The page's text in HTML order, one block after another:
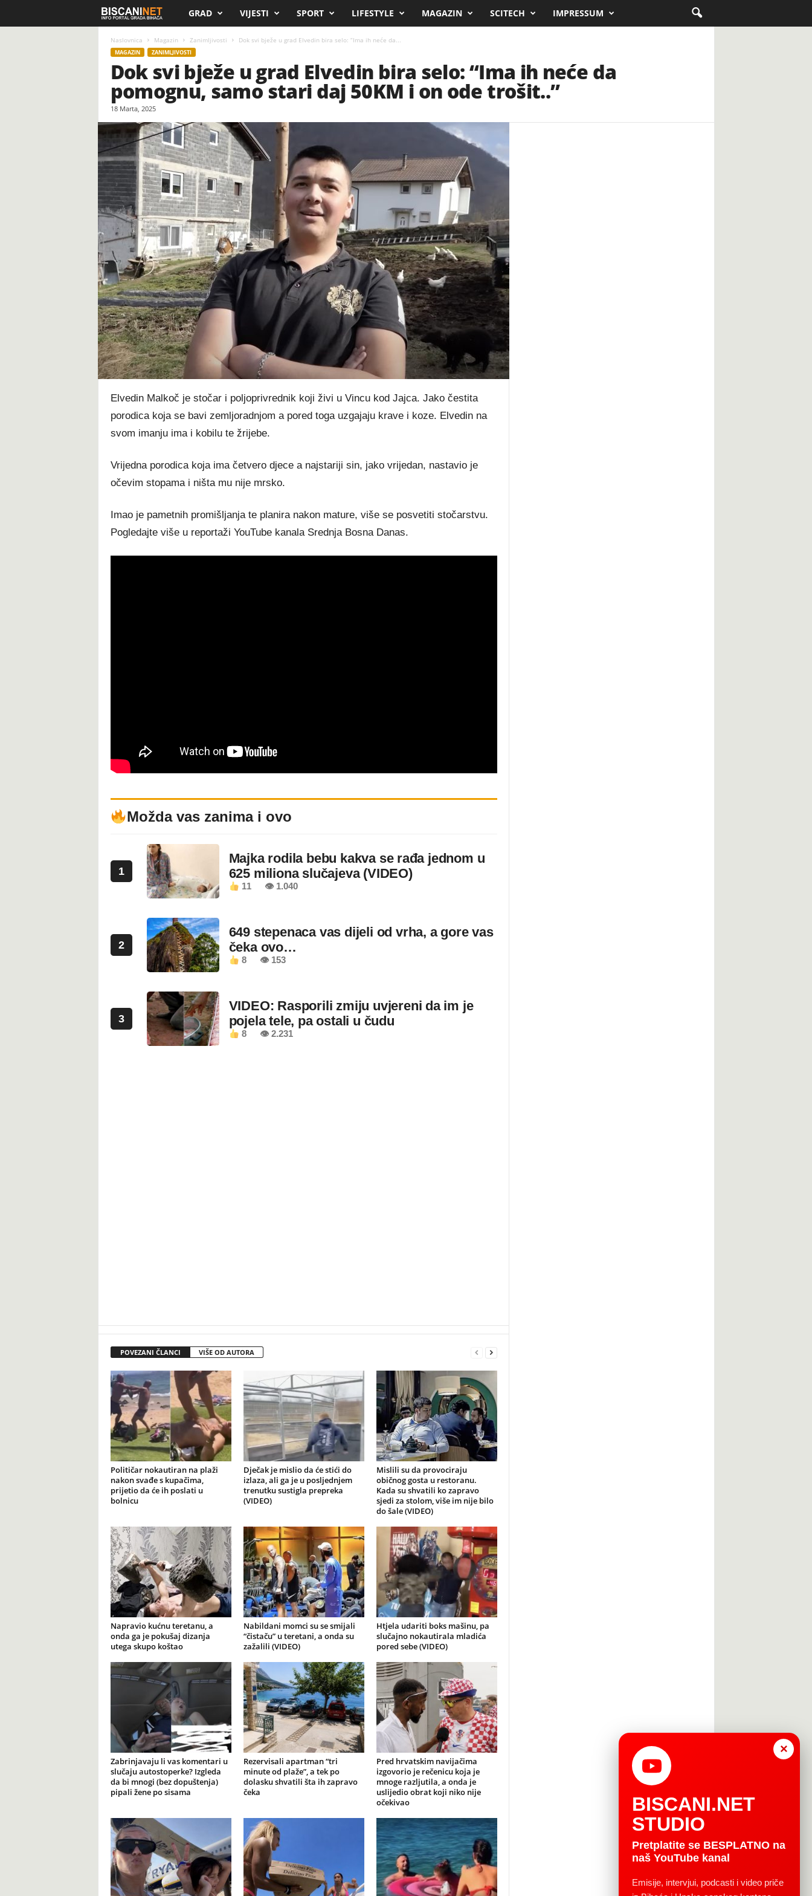
s
c
n
i
.
n
e
t
GRAD VIJESTI SPORT LIFESTYLE MAGAZIN SCITECH IMPRESSUM
Naslovnica Magazin Zanimljivosti Dok svi bježe u grad Elvedin bira selo: “Ima ih neće da...
MAGAZIN ZANIMLJIVOSTI
Dok svi bježe u grad Elvedin bira selo: “Ima ih neće da
pomognu, samo stari daj 50KM i on ode trošit..”
18 Marta, 2025
Elvedin Malkoč je stočar i poljoprivrednik koji živi u Vincu kod Jajca. Jako čestita
porodica koja se bavi zemljoradnjom a pored toga uzgajaju krave i koze. Elvedin na
svom imanju ima i kobilu te žrijebe.
Vrijedna porodica koja ima četvero djece a najstariji sin, jako vrijedan, nastavio je
očevim stopama i ništa mu nije mrsko.
Imao je pametnih promišljanja te planira nakon mature, više se posvetiti stočarstvu.
Pogledajte više u reportaži YouTube kanala Srednja Bosna Danas.
Možda vas zanima i ovo
1
Majka rodila bebu kakva se rađa jednom u
625 miliona slučajeva (VIDEO)
11 👁 1.040
2
649 stepenaca vas dijeli od vrha, a gore vas
čeka ovo…
8 👁 153
3
VIDEO: Rasporili zmiju uvjereni da im je
pojela tele, pa ostali u čudu
8 👁 2.231
POVEZANI ČLANCI VIŠE OD AUTORA
Političar nokautiran na plaži
nakon svađe s kupačima,
prijetio da će ih poslati u
bolnicu
Dječak je mislio da će stići do
izlaza, ali ga je u posljednjem
trenutku sustigla prepreka
(VIDEO)
Mislili su da provociraju
običnog gosta u restoranu.
Kada su shvatili ko zapravo
sjedi za stolom, više im nije bilo
do šale (VIDEO)
Napravio kućnu teretanu, a
onda ga je pokušaj dizanja
utega skupo koštao
Nabildani momci su se smijali
“čistaču” u teretani, a onda su
zažalili (VIDEO)
Htjela udariti boks mašinu, pa
slučajno nokautirala mladića
pored sebe (VIDEO)
Zabrinjavaju li vas komentari u
slučaju autostoperke? Izgleda
da bi mnogi (bez dopuštenja)
pipali žene po sisama
Rezervisali apartman “tri
minute od plaže”, a tek po
dolasku shvatili šta ih zapravo
čeka
Pred hrvatskim navijačima
izgovorio je rečenicu koja je
mnoge razljutila, a onda je
uslijedio obrat koji niko nije
očekivao
×
BISCANI.NET
STUDIO
Pretplatite se BESPLATNO na
naš YouTube kanal
Emisije, intervjui, podcasti i video priče